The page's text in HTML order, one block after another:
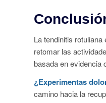
La tendinitis
retomar las
basada en evidencia
¿Experimentas
camino hacia la